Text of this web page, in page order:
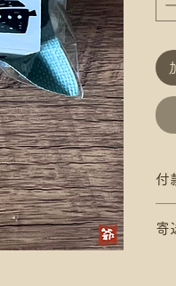
付
如
寄